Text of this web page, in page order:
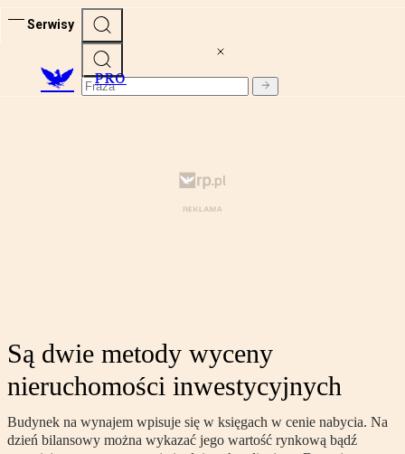
Serwisy
PRO
Są dwie metody wyceny
nieruchomości inwestycyjnych
Budynek na wynajem wpisuje się w księgach w cenie nabycia. Na
dzień bilansowy można wykazać jego wartość rynkową bądź